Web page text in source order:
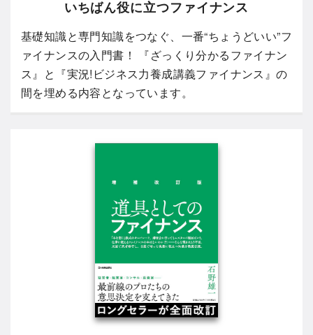
いちばん役に立つファイナンス
基礎知識と専門知識をつなぐ、一番“ちょうどいい”フ
ァイナンスの入門書！ 『ざっくり分かるファイナン
ス』と『実況!ビジネス力養成講義ファイナンス』の
間を埋める内容となっています。